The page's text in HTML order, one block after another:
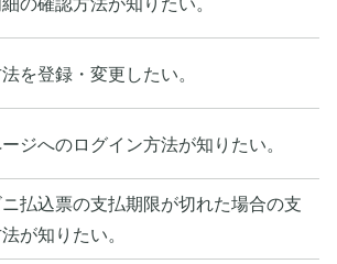
を登録・変更したい。
ジへのログイン方法が知りたい。
払込票の支払期限が切れた場合の支
が知りたい。